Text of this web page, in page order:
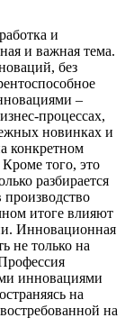
и
и важная тема.
без
–
процессах,
новинках и
конкретном
Кроме того, это
разбирается
итоге влияют
Инновационная
не только на
инновациями
на
на